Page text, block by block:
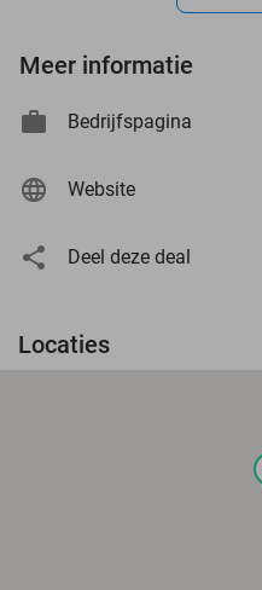
Meer informatie
Bedrijfspagina
Website
Deel deze deal
Locaties